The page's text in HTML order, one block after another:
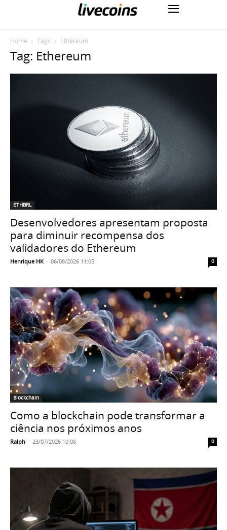
Home Tags Ethereum
Tag: Ethereum
ETHBRL
Desenvolvedores apresentam proposta
para diminuir recompensa dos
validadores do Ethereum
Henrique HK - 06/08/2026 11:05 0
Blockchain
Como a blockchain pode transformar a
ciência nos próximos anos
Ralph - 23/07/2026 10:08 0